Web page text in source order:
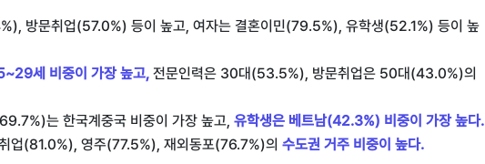
방문취업(57.0%) 등이 높고, 여자는 결혼이민(79.5%), 유학생(52.1%) 등이 높
세 비중이 가장 높고, 전문인력은 30대(53.5%), 방문취업은 50대(43.0%)의
는 한국계중국 비중이 가장 높고, 유학생은 베트남(42.3%) 비중이 가장 높다.
업(81.0%), 영주(77.5%), 재외동포(76.7%)의 수도권 거주 비중이 높다.